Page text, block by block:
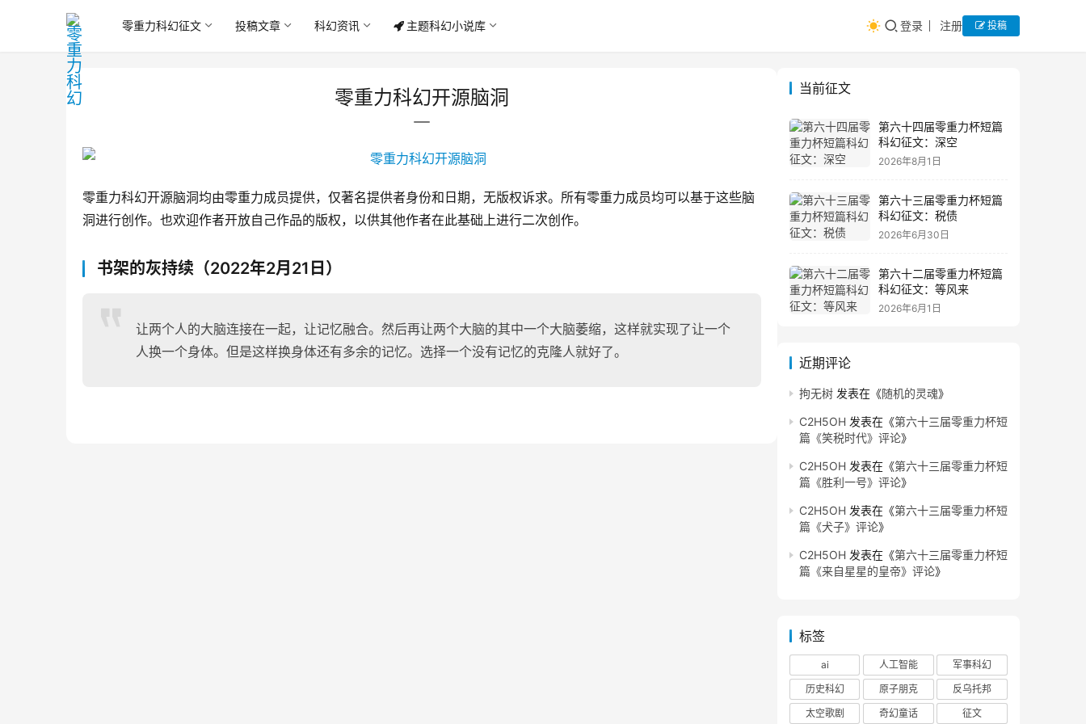
零重力科幻征文 投稿文章 科幻资讯 主题科幻小说库 登录 注册 投稿
零重力科幻开源脑洞
零重力科幻开源脑洞均由零重力成员提供，仅著名提供者身份和日期，无版权诉求。所有零重力成员均可以基于这些脑
洞进行创作。也欢迎作者开放自己作品的版权，以供其他作者在此基础上进行二次创作。
书架的灰持续（2022年2月21日）
让两个人的大脑连接在一起，让记忆融合。然后再让两个大脑的其中一个大脑萎缩，这样就实现了让一个
人换一个身体。但是这样换身体还有多余的记忆。选择一个没有记忆的克隆人就好了。
当前征文
第六十四届零重力杯短篇
科幻征文：深空
2026年8月1日
第六十三届零重力杯短篇
科幻征文：税债
2026年6月30日
第六十二届零重力杯短篇
科幻征文：等风来
2026年6月1日
近期评论
拘无树 发表在《随机的灵魂》
C2H5OH 发表在《第六十三届零重力杯短
篇《笑税时代》评论》
C2H5OH 发表在《第六十三届零重力杯短
篇《胜利一号》评论》
C2H5OH 发表在《第六十三届零重力杯短
篇《犬子》评论》
C2H5OH 发表在《第六十三届零重力杯短
篇《来自星星的皇帝》评论》
标签
ai 人工智能
军事科幻
历史科幻
原子朋克
反乌托邦
太空歌剧
奇幻童话 征文